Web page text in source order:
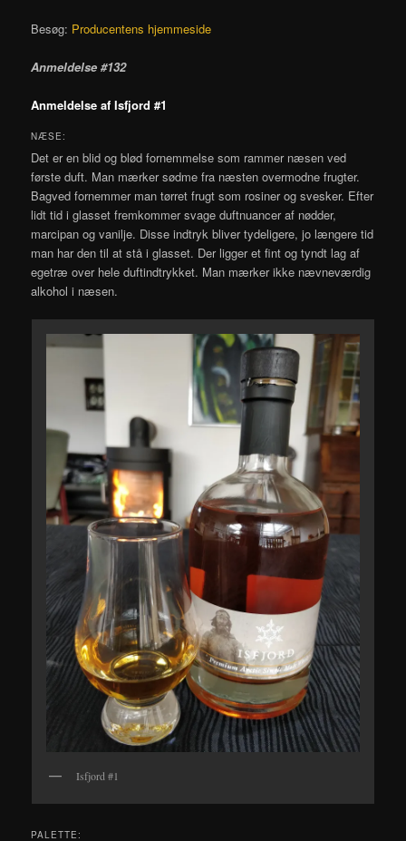
Besøg: Producentens hjemmeside
Anmeldelse #132
Anmeldelse af Isfjord #1
NÆSE:
Det er en blid og blød fornemmelse som rammer næsen ved
første duft. Man mærker sødme fra næsten overmodne frugter.
Bagved fornemmer man tørret frugt som rosiner og svesker. Efter
lidt tid i glasset fremkommer svage duftnuancer af nødder,
marcipan og vanilje. Disse indtryk bliver tydeligere, jo længere tid
man har den til at stå i glasset. Der ligger et fint og tyndt lag af
egetræ over hele duftindtrykket. Man mærker ikke nævneværdig
alkohol i næsen.
Isfjord #1
PALETTE: